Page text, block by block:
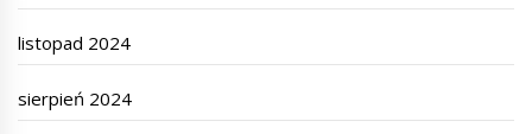
listopad 2024
sierpień 2024